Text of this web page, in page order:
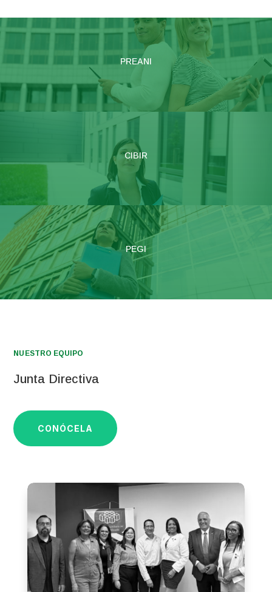
PREANI
CIBIR
PEGI
NUESTRO EQUIPO
Junta Directiva
CONÓCELA